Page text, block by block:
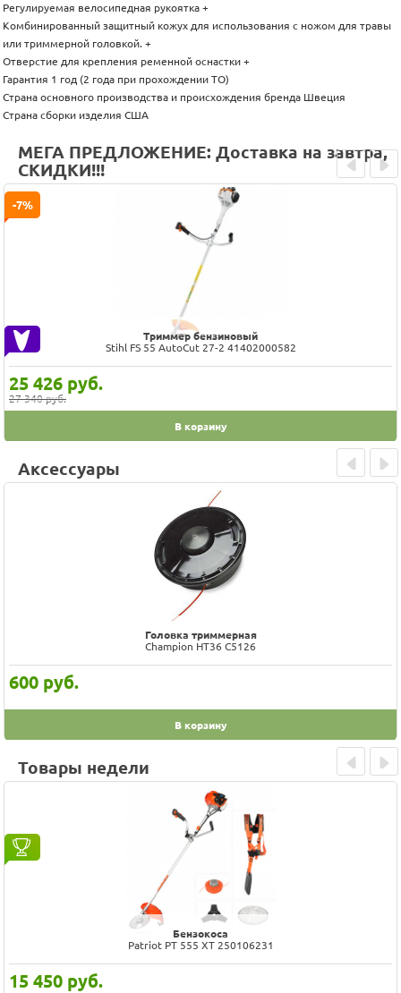
Регулируемая велосипедная рукоятка +
Комбинированный защитный кожух для использования с ножом для травы
или триммерной головкой. +
Отверстие для крепления ременной оснастки +
Гарантия 1 год (2 года при прохождении ТО)
Страна основного производства и происхождения бренда Швеция
Страна сборки изделия США
МЕГА ПРЕДЛОЖЕНИЕ: Доставка на завтра,
СКИДКИ!!!
Триммер бензиновый
Stihl FS 55 AutoCut 27-2 41402000582
25 426 руб.
27 340 руб.
-7%
В корзину
Prev Next
Аксессуары
Головка триммерная
Champion HT36 C5126
600 руб.
В корзину
Prev Next
Товары недели
Бензокоса
Patriot PT 555 XT 250106231
15 450 руб.
Prev Next